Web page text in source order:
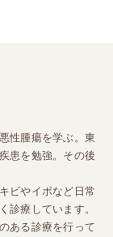
性腫瘍を学ぶ。東
患を勉強。その後
ビやイボなど日常
診療しています。
ある診療を行って